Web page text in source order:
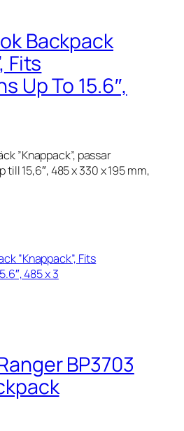
Backpack
Fits
Up To 15.6″,
”Knappack”, passar
15,6″, 485 x 330 x 195 mm,
”Knappack”, Fits
485 x 3
BP3703